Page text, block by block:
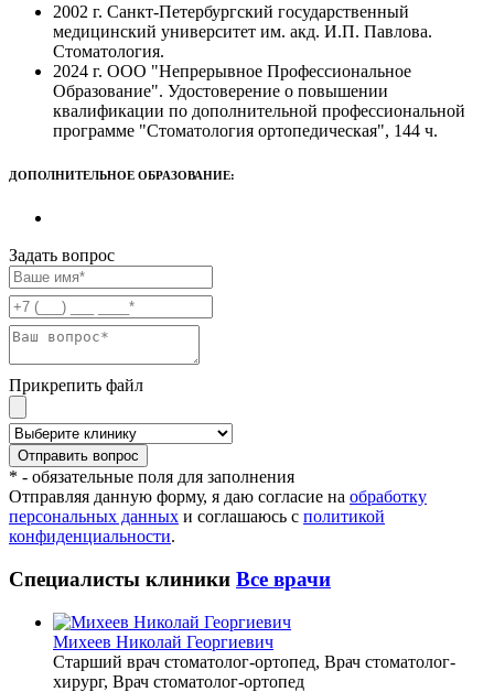
2002 г. Санкт-Петербургский государственный
медицинский университет им. акд. И.П. Павлова.
Стоматология.
2024 г. ООО "Непрерывное Профессиональное
Образование". Удостоверение о повышении
квалификации по дополнительной профессиональной
программе "Стоматология ортопедическая", 144 ч.
ДОПОЛНИТЕЛЬНОЕ ОБРАЗОВАНИЕ:
Задать вопрос
Прикрепить файл
* - обязательные поля для заполнения
Отправляя данную форму, я даю согласие на обработку
персональных данных и соглашаюсь с политикой
конфиденциальности.
Специалисты клиники Все врачи
Михеев Николай Георгиевич
Старший врач стоматолог-ортопед, Врач стоматолог-
хирург, Врач стоматолог-ортопед